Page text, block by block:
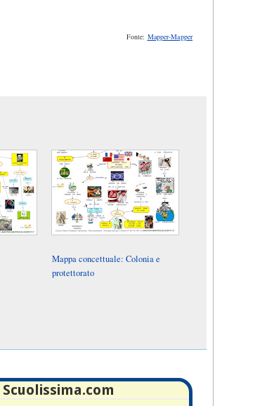
Fonte: Mapper-Mapper
Mappa concettuale: Colonia e
protettorato